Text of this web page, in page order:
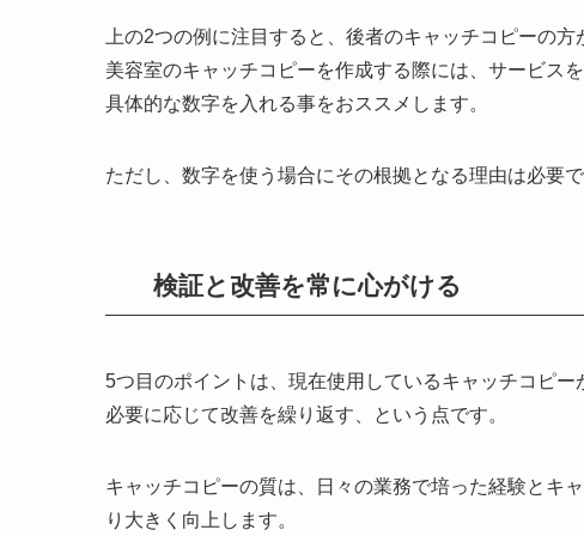
上の2つの例に注目すると、後者のキャッチコピーの
美容室のキャッチコピーを作成する際には、サービス
具体的な数字を入れる事をおススメします。
ただし、数字を使う場合にその根拠となる理由は必要
検証と改善を常に心がける
5つ目のポイントは、 現在使用しているキャッチコピ
必要に応じて改善を繰り返す、という点です。
キャッチコピーの質は、日々の業務で培った経験とキ
り大きく向上します。